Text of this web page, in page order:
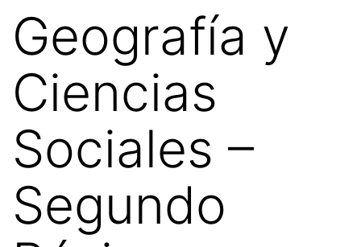
Geografía y
Ciencias
Sociales –
Segundo